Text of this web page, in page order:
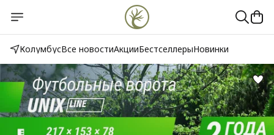
КолумбусВсе новостиАкцииБестселлерыНовинки